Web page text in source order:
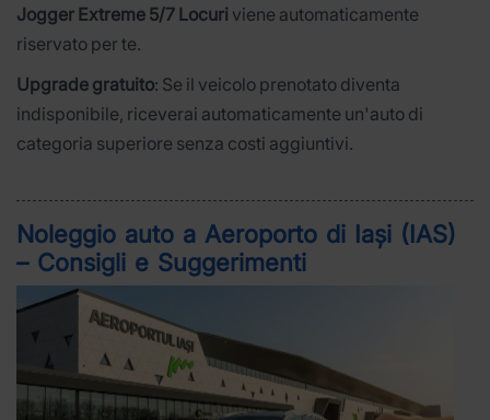
Jogger Extreme 5/7 Locuri viene automaticamente
riservato per te.
Upgrade gratuito: Se il veicolo prenotato diventa
indisponibile, riceverai automaticamente un'auto di
categoria superiore senza costi aggiuntivi.
Noleggio auto a Aeroporto di Iași (IAS)
– Consigli e Suggerimenti